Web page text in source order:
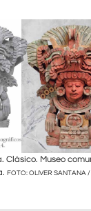
Clásico. Museo
FOTO: OLIVER SANTANA /